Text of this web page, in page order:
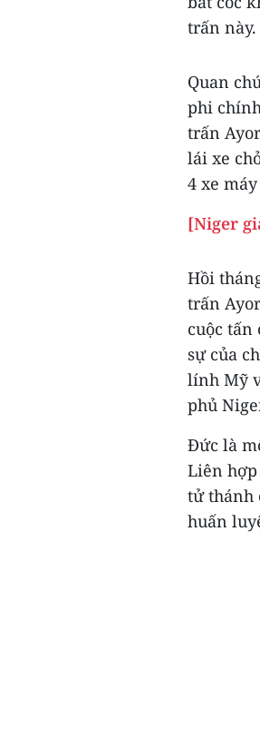
trấn này.
Quan
phi
trấn
lái xe
4 xe
[Niger
Hồi
trấn
cuộc tấn
sự của
lính Mỹ
phủ
Đức là
Liên
tử thánh
huấn